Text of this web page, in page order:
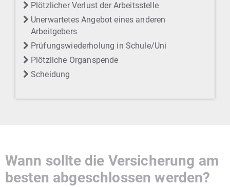
Plötzlicher Verlust der Arbeitsstelle
Unerwartetes Angebot eines anderen
Arbeitgebers
Prüfungswiederholung in Schule/Uni
Plötzliche Organspende
Scheidung
Wann sollte die Versicherung am
besten abgeschlossen werden?